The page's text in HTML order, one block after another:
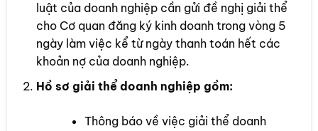
luật của doanh nghiệp cần gửi đề nghị giải thể
cho Cơ quan đăng ký kinh doanh trong vòng 5
ngày làm việc kể từ ngày thanh toán hết các
khoản nợ của doanh nghiệp.
Hồ sơ giải thể doanh nghiệp gồm:
Thông báo về việc giải thể doanh